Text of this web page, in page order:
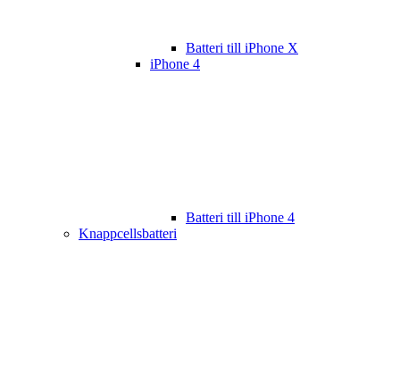
Batteri till iPhone X
iPhone 4
Batteri till iPhone 4
Knappcellsbatteri